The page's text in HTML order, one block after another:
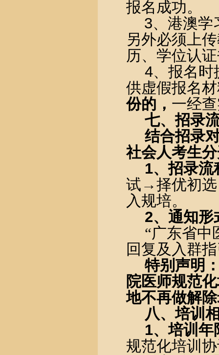
报名成功。
3、港澳学
另外必须上
历、学位认
4、报名时
供虚假报名
份的， 一经
七、招录
结合招录
社会人考生
1、招录流
试→择优初
入规培。
2、通知
“广东省中
回复及入群
特别声明
院医师规范
地不再做解
八、培训
1、培训年
规范化培训